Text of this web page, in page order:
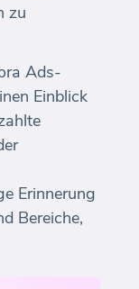
zu
Ads-
Einblick
Erinnerung
Bereiche,